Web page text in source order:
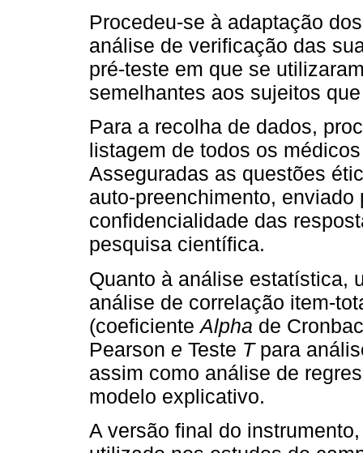
Procedeu-se à adaptação
análise de verificação das
pré-teste em que se
semelhantes aos sujeitos
Para a recolha de dados,
listagem de todos os
Asseguradas as questões
auto-preenchimento,
confidencialidade das
pesquisa científica.
Quanto à análise estatística,
análise de correlação item-
(coeficiente Alpha de
Pearson e Teste T para
assim como análise de
modelo explicativo.
A versão final do